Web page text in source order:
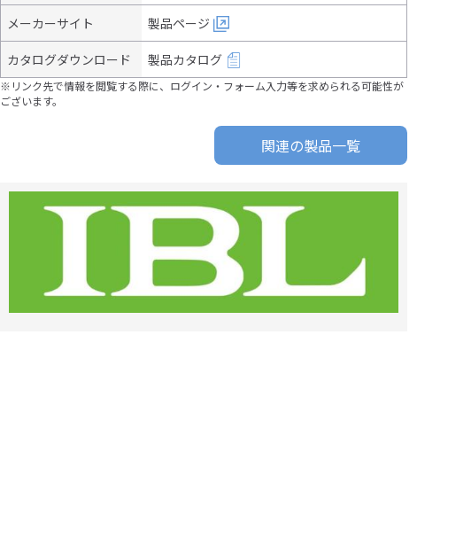
メーカーサイト 製品ページ
カタログダウンロード 製品カタログ
※リンク先で情報を閲覧する際に、ログイン・フォーム入力等を求められる可能性が
ございます。
関連の製品一覧